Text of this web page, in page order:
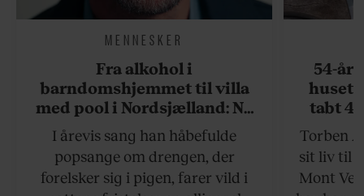
MENNESKER
Fra alkohol i
barndomshjemmet til villa
med pool i Nordsjælland: Nu
skal du høre sandheden om
Rasmus Seebach
I årevis sang han håbefulde
popsange om drengen, der
forelsker sig i pigen, farer vild i
54-
huset
tabt
Torben
sit liv til
Mont